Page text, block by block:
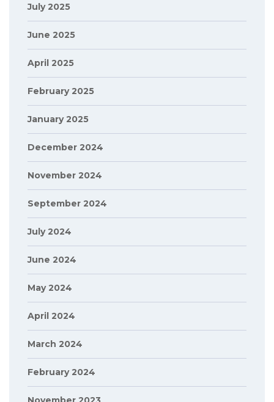
July 2025
June 2025
April 2025
February 2025
January 2025
December 2024
November 2024
September 2024
July 2024
June 2024
May 2024
April 2024
March 2024
February 2024